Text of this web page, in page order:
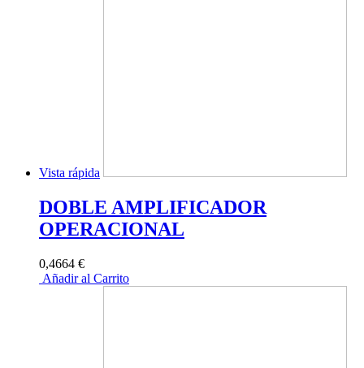
Vista rápida
DOBLE AMPLIFICADOR
OPERACIONAL
0,4664 €
Añadir al Carrito